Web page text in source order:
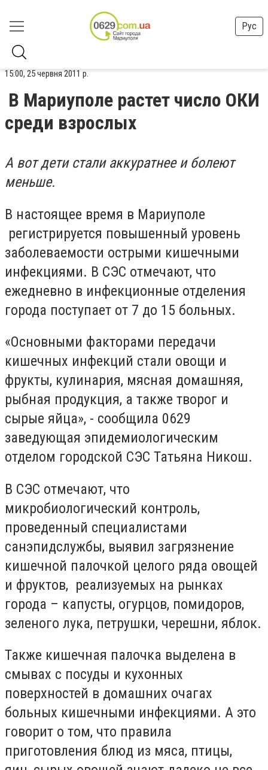
Рус
15:00, 25 червня 2011 р.
В Мариуполе растет число ОКИ
среди взрослых
А вот дети стали аккуратнее и болеют
меньше.
В настоящее время в Мариуполе
регистрируется повышенный уровень
заболеваемости острыми кишечными
инфекциями. В СЭС отмечают, что
ежедневно в инфекционные отделения
города поступает от 7 до 15 больных.
«Основными факторами передачи
кишечных инфекций стали овощи и
фрукты, кулинария, мясная домашняя,
рыбная продукция, а также творог и
сырые яйца», - сообщила 0629
заведующая эпидемиологическим
отделом городской СЭС Татьяна Никош.
В СЭС отмечают, что
микробиологический контроль,
проведенный специалистами
санэпидслужбы, выявил загрязнение
кишечной палочкой целого ряда овощей
и фруктов, реализуемых на рынках
города – капусты, огурцов, помидоров,
зеленого лука, петрушки, черешни, яблок.
Также кишечная палочка выделена в
смывах с посуды и кухонных
поверхностей в домашних очагах
больных кишечными инфекциями. А это
говорит о том, что правила
приготовления блюд из мяса, птицы,